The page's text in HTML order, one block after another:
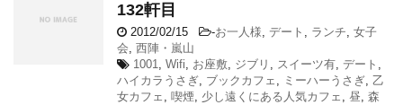
132軒目
2012/02/15 -お一人様, デート , ランチ, 女子
会, 西陣・嵐山
1001, Wifi, お座敷, ジブリ , スイーツ有, デート ,
ハイカラうさぎ, ブックカフェ , ミーハーうさぎ, 乙
女カフェ , 喫煙, 少し遠くにある人気カフェ , 昼, 森